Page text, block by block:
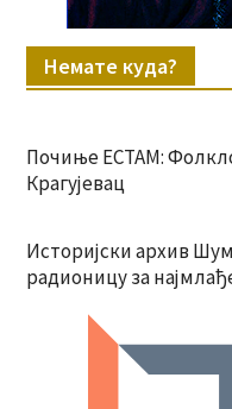
Немате куда?
Почиње ЕСТАМ:
Крагујевац
Историјски архив
радионицу за